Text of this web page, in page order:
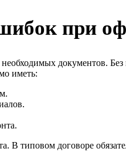
при
документов.
иметь:
В типовом договоре